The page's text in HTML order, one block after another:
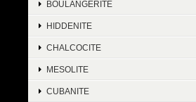
BOULANGERITE
HIDDENITE
CHALCOCITE
MESOLITE
CUBANITE